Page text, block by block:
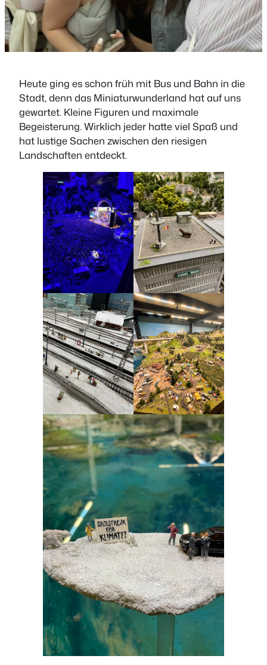
Heute ging es schon früh mit Bus und Bahn in die
Stadt, denn das Miniaturwunderland hat auf uns
gewartet. Kleine Figuren und maximale
Begeisterung. Wirklich jeder hatte viel Spaß und
hat lustige Sachen zwischen den riesigen
Landschaften entdeckt.